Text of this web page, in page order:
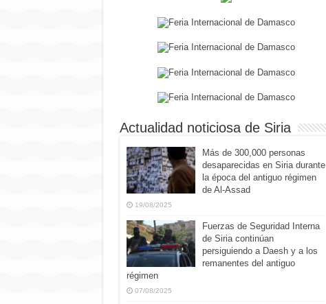
Actualidad noticiosa de Siria
Más de 300,000 personas
desaparecidas en Siria durante
la época del antiguo régimen
de Al-Assad
19/08/2025
Fuerzas de Seguridad Interna
de Siria continúan
persiguiendo a Daesh y a los
remanentes del antiguo
régimen
07/08/2025